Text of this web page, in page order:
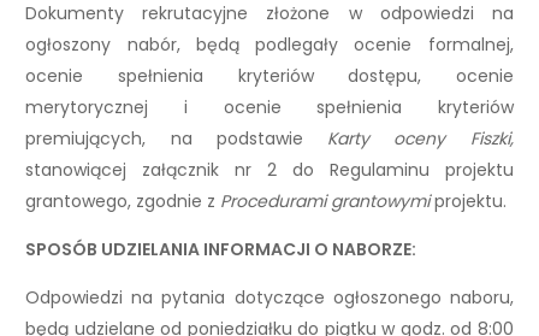
Dokumenty rekrutacyjne złożone w odpowiedzi na
ogłoszony nabór, będą podlegały ocenie formalnej,
ocenie spełnienia kryteriów dostępu, ocenie
merytorycznej i ocenie spełnienia kryteriów
premiujących, na podstawie Karty oceny Fiszki,
stanowiącej załącznik nr 2 do Regulaminu projektu
grantowego, zgodnie z Procedurami grantowymiprojektu.
SPOSÓB UDZIELANIA INFORMACJI O NABORZE:
Odpowiedzi na pytania dotyczące ogłoszonego naboru,
będą udzielane od poniedziałku do piątku w godz. od 8:00